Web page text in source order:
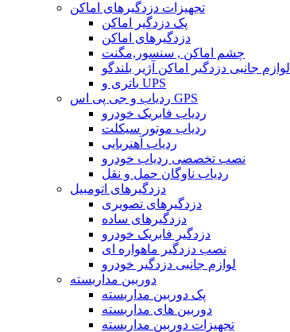
تجهیزات دزدگیرهای اماکن
پک دزدگیر اماکن
دزدگیرهای اماکن
چشم اماکن , سنسور,مگنت
لوازم جانبی دزدگیر اماکن آژیر بلندگو
باتری و UPS
ردیاب و جی پی اس GPS
ردیاب فابریک خودرو
ردیاب موتور سیکلت
ردیاب آهنربایی
نصب تخصصی ردیاب خودرو
ردیاب ناوگان حمل و نقل
دزدگیرهای اتومبیل
دزدگیرهای تصویری
دزدگیرهای ساده
دزدگیر فابریک خودرو
نصب دزدگیر ماهواره ای
لوازم جانبی دزدگیر خودرو
دوربین مداربسته
پک دوربین مداربسته
دوربین های مداربسته
تجهیزات دوربین مداربسته